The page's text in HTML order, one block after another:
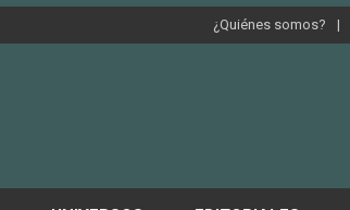
¿Quiénes somos?